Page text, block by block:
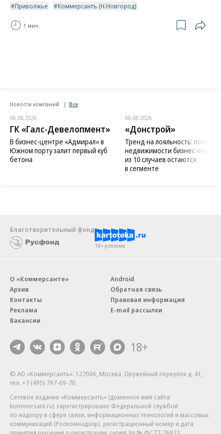
Приволжье
Коммерсантъ (Н.Новгород)
1 мин.
Новости компаний Все
06.08.2026
ГК «Галс-Девелопмент»
В бизнес-центре «Адмирал» в
Южном порту залит первый куб
бетона
06.08.2026
«Донстрой»
Тренд на лояльность:
недвижимости бизнес-класса
из 10 случаев остаются
в сегменте
Благотворительный фонд
18+ реклама
О «Коммерсанте»
Архив
Контакты
Реклама
Вакансии
Android
Обратная связь
Правовая информация
E-mail рассылки
18+
© АО «Коммерсантъ». 127006, Москва, Оружейный переулок д. 41,
тел. +7 (495) 797-69-70.
Сетевое издание «Коммерсантъ» (доменное имя сайта:
kommersant.ru) зарегистрировано Федеральной службой
по надзору в сфере связи, информационных технологий и массовых
коммуникаций (Роскомнадзор), регистрационный номер и дата